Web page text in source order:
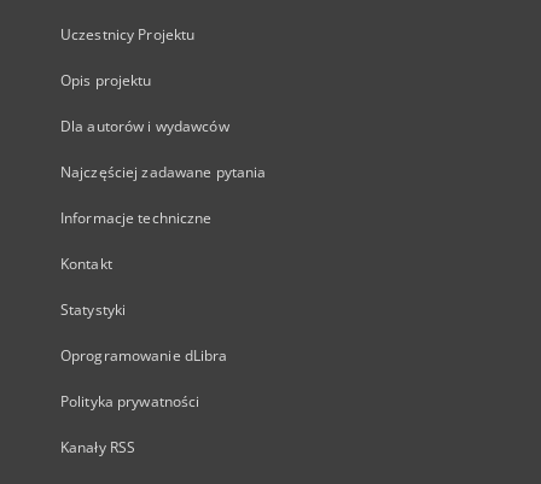
Uczestnicy Projektu
Opis projektu
Dla autorów i wydawców
Najczęściej zadawane pytania
Informacje techniczne
Kontakt
Statystyki
Oprogramowanie dLibra
Polityka prywatności
Kanały RSS